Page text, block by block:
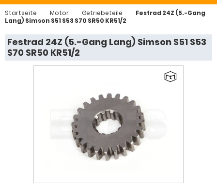
Startseite Motor Getriebeteile
Festrad 24Z (5.-Gang
Lang) Simson S51 S53 S70 SR50 KR51/2
Festrad 24Z (5.-Gang Lang) Simson S51 S53
S70 SR50 KR51/2